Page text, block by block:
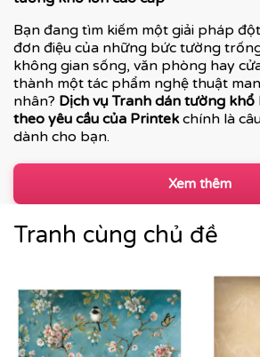
Bạn đang tìm kiếm một giải pháp
đơn điệu của những bức tường
không gian sống, văn phòng hay
thành một tác phẩm nghệ thuật
nhân? Dịch vụ Tranh dán tường
theo yêu cầu của Printekchính là
dành cho bạn.
Xem thêm
Tranh cùng chủ đề